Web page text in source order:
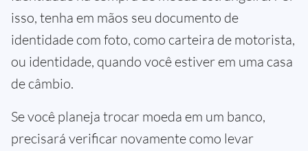
isso, tenha em mãos seu documento de
identidade com foto, como carteira de motorista,
ou identidade, quando você estiver em uma casa
de câmbio.
Se você planeja trocar moeda em um banco,
precisará verificar novamente como levar